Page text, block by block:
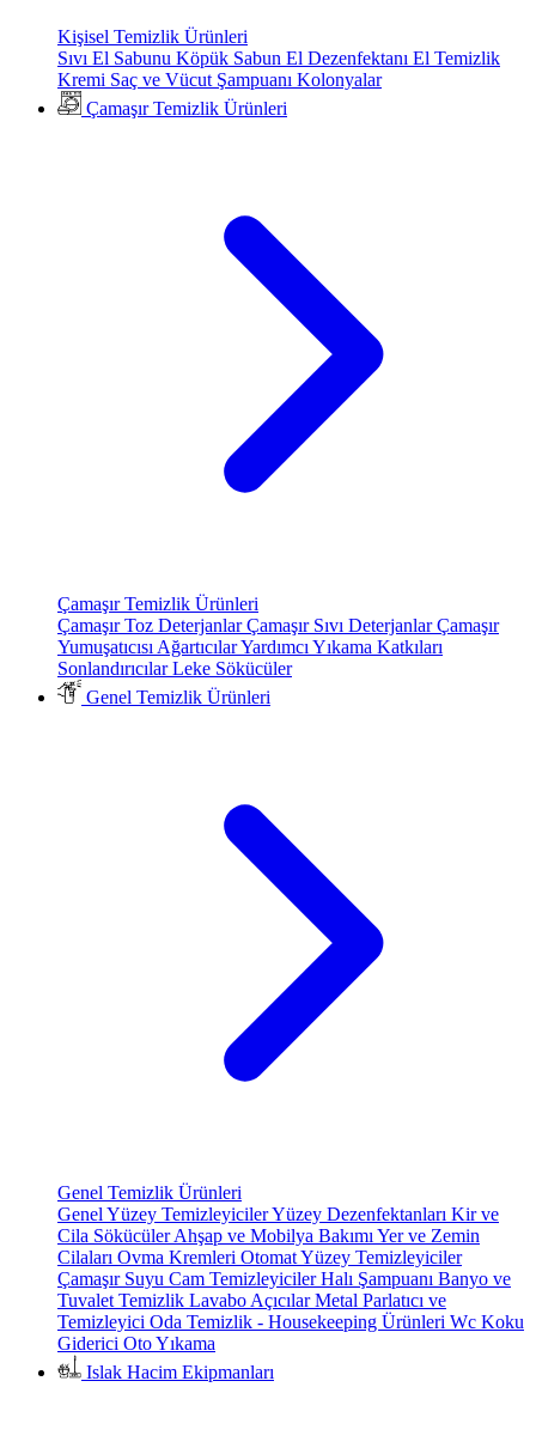
Kişisel Temizlik Ürünleri
Sıvı El Sabunu Köpük Sabun El Dezenfektanı El Temizlik
Kremi Saç ve Vücut Şampuanı Kolonyalar
Çamaşır Temizlik Ürünleri
Çamaşır Temizlik Ürünleri
Çamaşır Toz DeterjanlarÇamaşır Sıvı DeterjanlarÇamaşır
Yumuşatıcısı AğartıcılarYardımcı Yıkama Katkıları
SonlandırıcılarLeke Sökücüler
Genel Temizlik Ürünleri
Genel Temizlik Ürünleri
Genel Yüzey TemizleyicilerYüzey Dezenfektanları Kir ve
Cila SökücülerAhşap ve Mobilya Bakımı Yer ve Zemin
Cilaları Ovma Kremleri Otomat Yüzey Temizleyiciler
Çamaşır Suyu Cam TemizleyicilerHalı Şampuanı Banyo ve
Tuvalet Temizlik Lavabo AçıcılarMetal Parlatıcı ve
Temizleyici Oda Temizlik - Housekeeping Ürünleri Wc Koku
Giderici Oto Yıkama
Islak Hacim Ekipmanları